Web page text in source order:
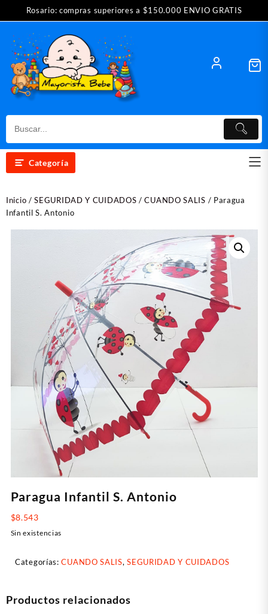
Rosario: compras superiores a $150.000 ENVIO GRATIS
Categoría
Inicio /SEGURIDAD Y CUIDADOS /CUANDO SALIS / Paragua
Infantil S. Antonio
Paragua Infantil S. Antonio
$8.543
Sin existencias
Categorías:CUANDO SALIS,SEGURIDAD Y CUIDADOS
Productos relacionados